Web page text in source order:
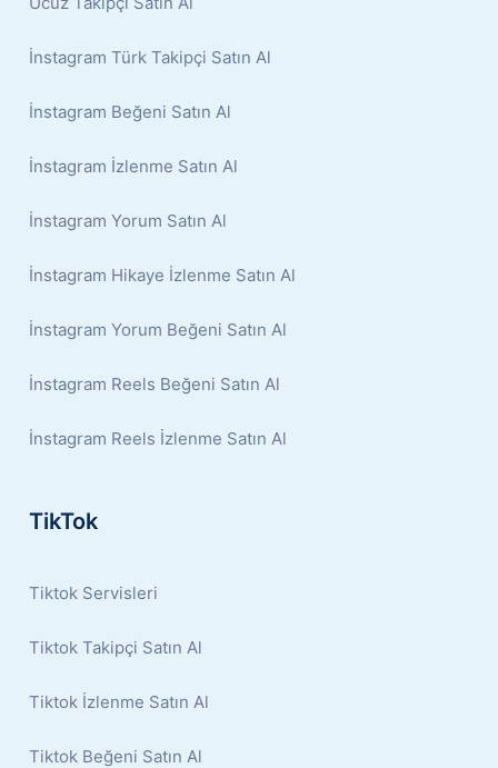
İnstagram Türk Takipçi Satın Al
İnstagram Beğeni Satın Al
İnstagram İzlenme Satın Al
İnstagram Yorum Satın Al
İnstagram Hikaye İzlenme Satın Al
İnstagram Yorum Beğeni Satın Al
İnstagram Reels Beğeni Satın Al
İnstagram Reels İzlenme Satın Al
TikTok
Tiktok Servisleri
Tiktok Takipçi Satın Al
Tiktok İzlenme Satın Al
Tiktok Beğeni Satın Al